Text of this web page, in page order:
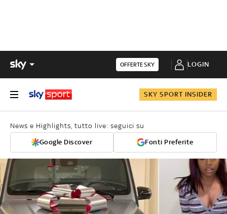
OFFERTE SKY LOGIN
SKY SPORT INSIDER
News e Highlights, tutto live: seguici su
Google Discover Fonti Preferite